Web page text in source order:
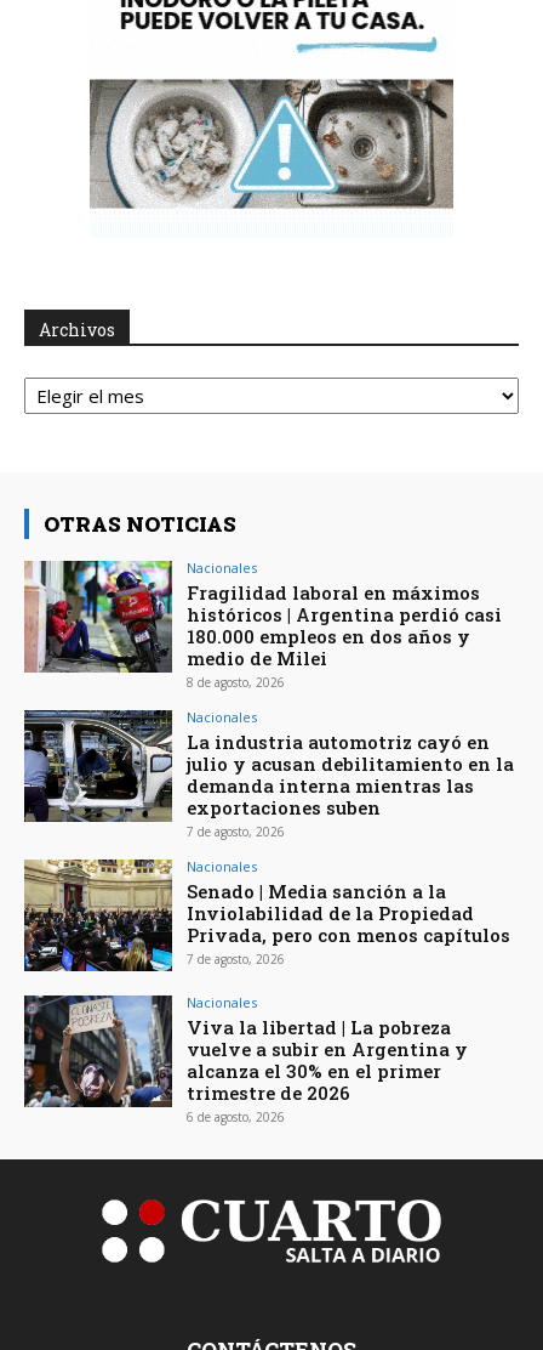
Archivos
Archivos
OTRAS NOTICIAS
Nacionales
Fragilidad laboral en máximos
históricos | Argentina perdió casi
180.000 empleos en dos años y
medio de Milei
8 de agosto, 2026
Nacionales
La industria automotriz cayó en
julio y acusan debilitamiento en la
demanda interna mientras las
exportaciones suben
7 de agosto, 2026
Nacionales
Senado | Media sanción a la
Inviolabilidad de la Propiedad
Privada, pero con menos capítulos
7 de agosto, 2026
Nacionales
Viva la libertad | La pobreza
vuelve a subir en Argentina y
alcanza el 30% en el primer
trimestre de 2026
6 de agosto, 2026